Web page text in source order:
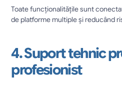
Toate funcționalitățile sunt
de platforme multiple și reducând
4. Suport tehnic
profesionist